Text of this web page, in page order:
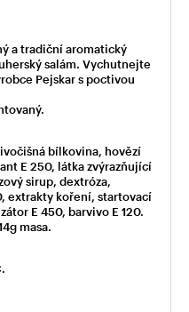
a tradiční aromatický
salám. Vychutnejte
Pejskar s poctivou
bílkovina, hovězí
E 250, látka zvýrazňující
sirup, dextróza,
extrakty koření, startovací
E 450, barvivo E 120.
masa.